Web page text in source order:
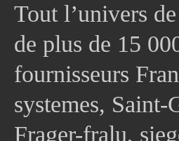
Tout l’univers
de plus de 15
fournisseurs
systemes,
Frager-fralu,